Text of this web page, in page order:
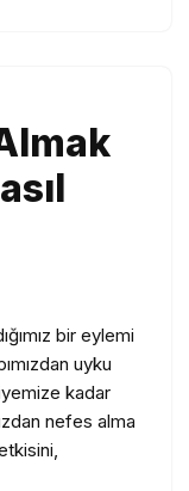
bir eylemi
uyku
kadar
nefes alma